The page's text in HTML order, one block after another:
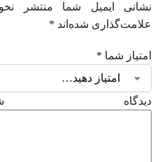
نشانی ایمیل شما منتشر
علامت‌گذاری شده‌اند *
امتیاز شما *